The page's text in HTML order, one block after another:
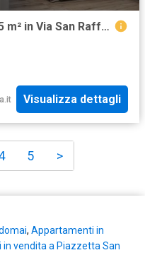
Appartamento in vendita di 85 m² in Via San Raffaele Arcangelo
Visualizza dettagli
5 >
, Appartamenti in
vendita a Piazzetta San